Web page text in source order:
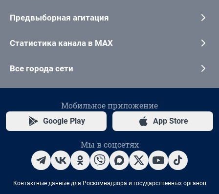
Предвыборная агитация
Статистика канала в MAX
Все города сети
Мобильное приложение
Google Play App Store
Мы в соцсетях
Контактные данные для Роскомнадзора и государственных органов